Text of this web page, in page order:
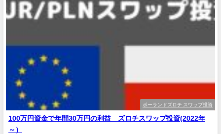
ポーランドズロチ スワップ投資
100万円資金で年間30万円の利益 ズロチスワップ投資(2022年
～）